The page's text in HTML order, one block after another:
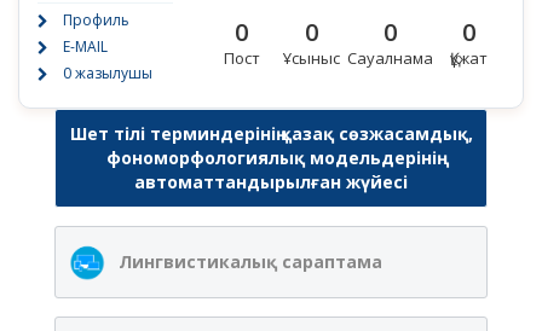
Профиль
E-MAIL
0 жазылушы
0
Пост
0
Ұсыныс
0
Сауалнама
0
Құжат
Шет тілі терминдерінің қазақ сөзжасамдық,
фономорфологиялық модельдерінің
автоматтандырылған жүйесі
Лингвистикалық сараптама